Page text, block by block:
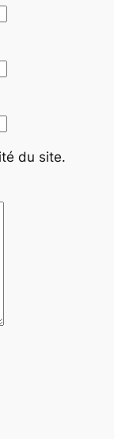
du site.